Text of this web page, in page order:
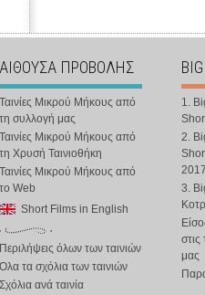
ΑΙΘΟΥΣΑ ΠΡΟΒΟΛΗΣ
Ταινίες Μικρού Μήκους από
τη συλλογή μας
Ταινίες Μικρού Μήκους από
τη Χρυσή Ταινιοθήκη
Ταινίες Μικρού Μήκους από
το Web
Short Films in English
Περιλήψεις όλων των ταινιών
Όλα τα σχόλια των ταινιών
Σχόλια ανά ταινία
1.
2.
3.
στις
μας